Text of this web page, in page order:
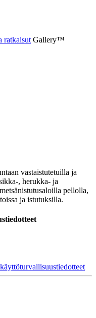
ratkaisut Gallery™
vastaistutetuilla ja
, herukka- ja
pellolla,
ja istutuksilla.